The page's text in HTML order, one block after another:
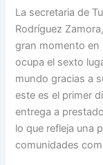
La secretaria de
Rodríguez
gran momento en
ocupa el sexto
mundo gracias a
este es el primer
entrega a
lo que refleja una
comunidades